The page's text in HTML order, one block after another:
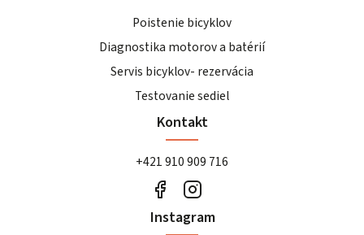
Poistenie bicyklov
Diagnostika motorov a batérií
Servis bicyklov- rezervácia
Testovanie sediel
Kontakt
+421 910 909 716
Instagram